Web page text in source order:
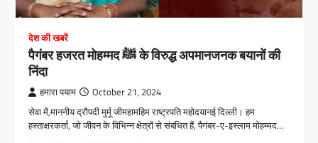
देश की खबरें
पैगंबर हजरत मोहम्मद ﷺ के विरुद्ध अपमानजनक बयानों की
निंदा
हमारा पयाम October 21, 2024
सेवा में,माननीय द्रौपदी मुर्मू जीमहामहिम राष्ट्रपति महोदयानई दिल्ली। हम
हस्ताक्षरकर्ता, जो जीवन के विभिन्न क्षेत्रों से संबंधित हैं, पैगंबर-ए-इस्लाम मोहम्मद…